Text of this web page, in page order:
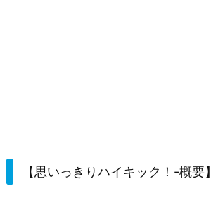
【思いっきりハイキック！-概要】